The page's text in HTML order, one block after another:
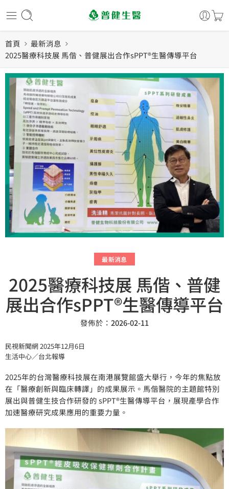
首頁
最新消息
2025醫療科技展 馬偕、普健展出合作sPPT®生醫傳導平台
最新消息
2025醫療科技展 馬偕、普健
展出合作sPPT®生醫傳導平台
發佈於： 2026-02-11
民視新聞網 2025年12月6日
生活中心／台北報導
2025年的台灣醫療科技展在南港展覽館盛大舉行，今年的焦點放
在「醫療創新與臨床轉譯」的成果展示。馬偕醫院的主題館特別
展出與普健生技合作研發的 sPPT®生醫傳導平台，展現產學合作
加速醫療研究成果應用的重要力量。